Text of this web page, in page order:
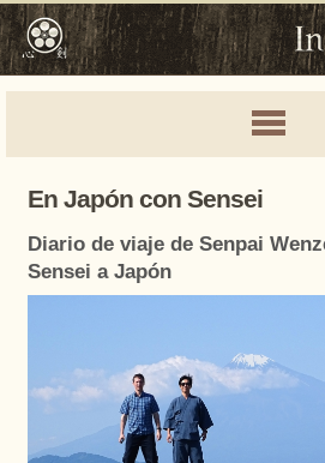
En Japón con Sensei
Diario de viaje de Senpai
Sensei a Japón